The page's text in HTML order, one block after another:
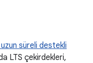
süreli destekli
LTS çekirdekleri,